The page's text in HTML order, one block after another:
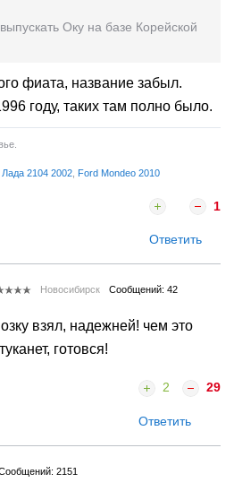
Оку на базе Корейской
фиата, название забыл.
году, таких там полно было.
Лада 2104 2002 Ford Mondeo 2010
1
Ответить
Новосибирск Сообщений: 42
взял, надежней! чем это
готовся!
2 29
Ответить
2151